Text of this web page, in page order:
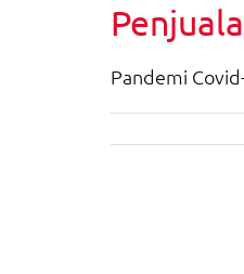
Pandemi